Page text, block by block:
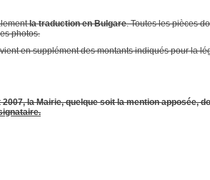
la traduction en Bulgare. Toutes les pièces
photos.
en supplément des montants indiqués pour la
la Mairie, quelque soit la mention apposée,